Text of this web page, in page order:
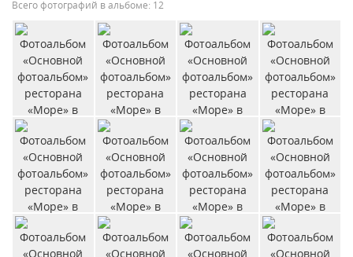
Всего фотографий в альбоме: 12